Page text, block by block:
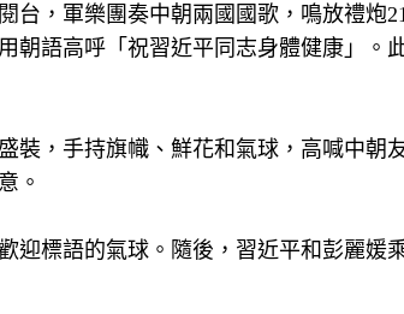
台，軍樂團奏中朝兩國國歌，鳴放禮炮
朝語高呼「祝習近平同志身體健康」。
裝，手持旗幟、鮮花和氣球，高喊中朝
。
迎標語的氣球。隨後，習近平和彭麗媛